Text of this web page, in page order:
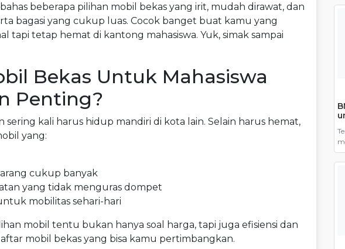
beberapa pilihan mobil bekas yang irit, mudah dirawat, dan
bagasi yang cukup luas. Cocok banget buat kamu yang
tapi tetap hemat di kantong mahasiswa. Yuk, simak sampai
Bekas Untuk Mahasiswa
Penting?
sering kali harus hidup mandiri di kota lain. Selain harus hemat,
yang:
cukup banyak
yang tidak menguras dompet
mobilitas sehari-hari
mobil tentu bukan hanya soal harga, tapi juga efisiensi dan
mobil bekas yang bisa kamu pertimbangkan.